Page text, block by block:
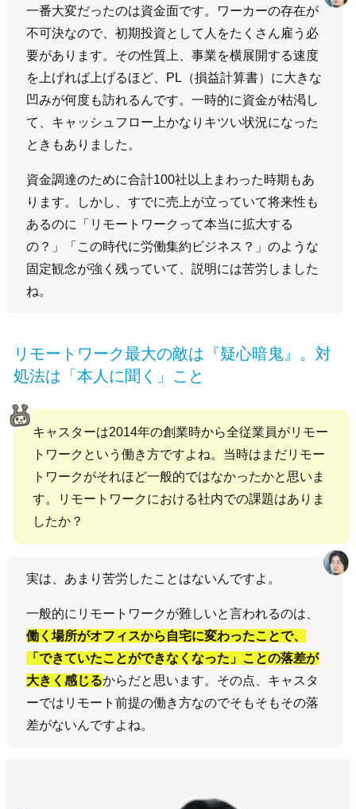
一番大変だったのは資金面です。ワーカーの存在が
不可決なので、初期投資として人をたくさん雇う必
要があります。その性質上、事業を横展開する速度
を上げれば上げるほど、PL（損益計算書）に大きな
凹みが何度も訪れるんです。一時的に資金が枯渇し
て、キャッシュフロー上かなりキツい状況になった
ときもありました。
資金調達のために合計100社以上まわった時期もあ
ります。しかし、すでに売上が立っていて将来性も
あるのに「リモートワークって本当に拡大する
の？」「この時代に労働集約ビジネス？」のような
固定観念が強く残っていて、説明には苦労しました
ね。
リモートワーク最大の敵は『疑心暗鬼』。対
処法は「本人に聞く」こと
キャスターは2014年の創業時から全従業員がリモー
トワークという働き方ですよね。当時はまだリモー
トワークがそれほど一般的ではなかったかと思いま
す。リモートワークにおける社内での課題はありま
したか？
実は、あまり苦労したことはないんですよ。
一般的にリモートワークが難しいと言われるのは、
働く場所がオフィスから自宅に変わったことで、
「できていたことができなくなった」ことの落差が
大きく感じるからだと思います。その点、キャスタ
ーではリモート前提の働き方なのでそもそもその落
差がないんですよね。